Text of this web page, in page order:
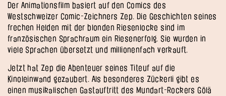
Der Animationsfilm basiert auf den Comics des
Westschweizer Comic-Zeichners Zep. Die Geschichten seines
frechen Helden mit der blonden Riesenlocke sind im
französischen Sprachraum ein Riesenerfolg. Sie wurden in
viele Sprachen übersetzt und millionenfach verkauft.
Jetzt hat Zep die Abenteuer seines Titeuf auf die
Kinoleinwand gezaubert. Als besonderes Zückerli gibt es
einen musikalischen Gastauftritt des Mundart-Rockers Gölä